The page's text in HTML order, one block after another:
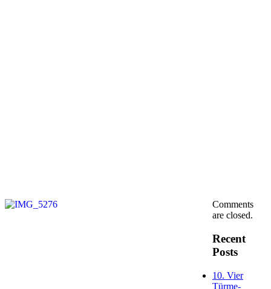
Comments
are closed.
Recent
Posts
10. Vier
Türme-